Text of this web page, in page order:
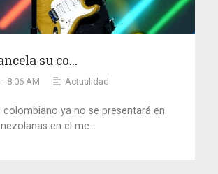
su co...
8:06 AM Actualidad
colombiano ya no se presentará en
en el me...